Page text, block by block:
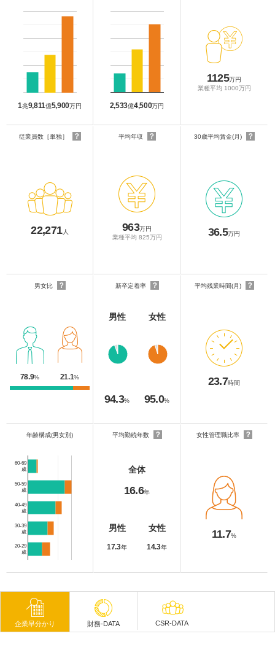
1兆9,811億5,900万円 2,533億4,500万円
1125万円
業種平均 1000万円
従業員数［単独］ ？
22,271人
平均年収 ？
963万円
業種平均 825万円
30歳平均賃金(月) ？
36.5万円
男女比 ？
78.9% 21.1%
新卒定着率 ？
男性
94.3%
女性
95.0%
平均残業時間(月) ？
23.7時間
年齢構成(男女別)
60-69
歳
50-59
歳
40-49
歳
30-39
歳
20-29
歳
平均勤続年数 ？
全体
16.6年
男性
17.3年
女性
14.3年
女性管理職比率 ？
11.7%
企業早分かり 財務-DATA CSR-DATA